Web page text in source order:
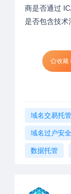
商是否通过
是否包含技术
收藏
域名交易托管
域名过户安全
数据托管